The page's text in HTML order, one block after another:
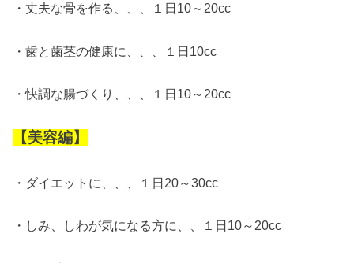
・丈夫な骨を作る、、、１日10～20cc
・歯と歯茎の健康に、、、１日10cc
・快調な腸づくり、、、１日10～20cc
【美容編】
・ダイエットに、、、１日20～30cc
・しみ、しわが気になる方に、、１日10～20cc